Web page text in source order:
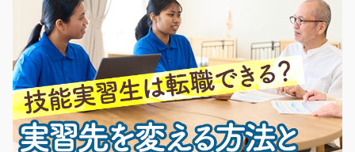
時給1150円～時給1437円
福岡県糟屋郡新宮町
気になる
医療器具の製造/y11_00971